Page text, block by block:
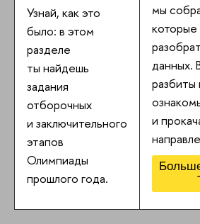
Узнай, как это
было: в этом
разделе
ты найдешь
задания
отборочных
и заключительного
этапов
Олимпиады
прошлого года.
мы
которые
данных.
разбиты
и